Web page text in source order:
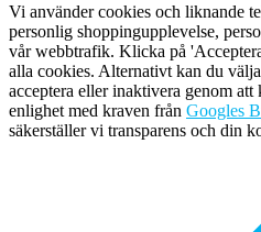
Vi använder cookies och liknande
personlig shoppingupplevelse,
vår webbtrafik. Klicka på
alla cookies. Alternativt kan du
acceptera eller inaktivera genom
enlighet med kraven från Googles
säkerställer vi transparens och din